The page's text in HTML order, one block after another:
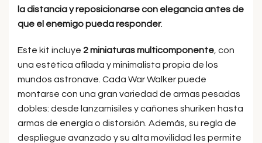
la distancia y reposicionarse con elegancia antes de
que el enemigo pueda responder.
Este kit incluye 2 miniaturas multicomponente , con
una estética afilada y minimalista propia de los
mundos astronave. Cada War Walker puede
montarse con una gran variedad de armas pesadas
dobles: desde lanzamisiles y cañones shuriken hasta
armas de energía o distorsión. Además, su regla de
despliegue avanzado y su alta movilidad les permite